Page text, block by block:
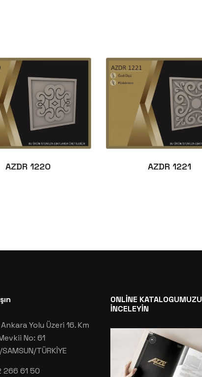
AZDR 1220 AZDR 1221
Yolu Üzeri 16. Km
No: 61
TÜRKİYE
266 61 50
ONLİNE KATALOGUMUZU
İNCELEYİN